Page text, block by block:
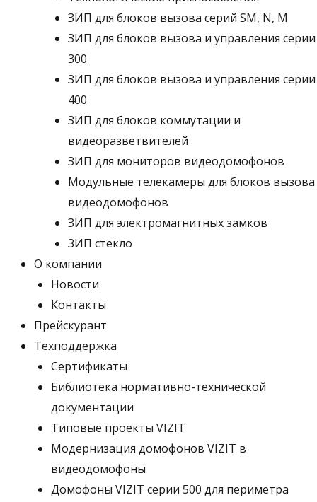
ЗИП для блоков вызова серий SM, N, M
ЗИП для блоков вызова и управления серии
300
ЗИП для блоков вызова и управления серии
400
ЗИП для блоков коммутации и
видеоразветвителей
ЗИП для мониторов видеодомофонов
Модульные телекамеры для блоков вызова
видеодомофонов
ЗИП для электромагнитных замков
ЗИП стекло
О компании
Новости
Контакты
Прейскурант
Техподдержка
Сертификаты
Библиотека нормативно-технической
документации
Типовые проекты VIZIT
Модернизация домофонов VIZIT в
видеодомофоны
Домофоны VIZIT серии 500 для периметра